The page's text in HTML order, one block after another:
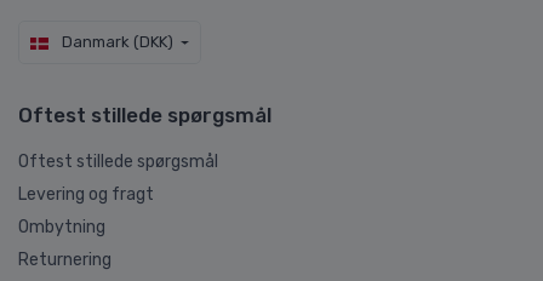
Danmark (DKK)
Oftest stillede spørgsmål
Oftest stillede spørgsmål
Levering og fragt
Ombytning
Returnering